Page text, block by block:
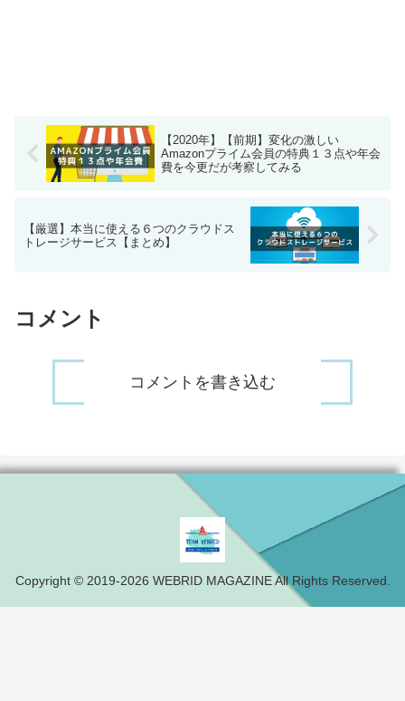
【2020年】【前期】変化の激しい
Amazonプライム会員の特典１３点や年会
費を今更だが考察してみる
【厳選】本当に使える６つのクラウドス
トレージサービス【まとめ】
コメント
コメントを書き込む
Copyright © 2019-2026 WEBRID MAGAZINE All Rights Reserved.